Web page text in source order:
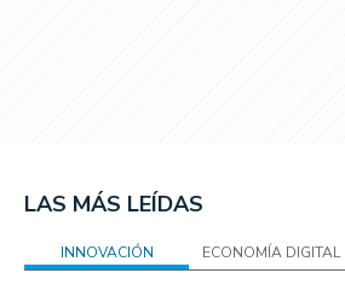
LAS MÁS LEÍDAS
INNOVACIÓN ECONOMÍA DIGITAL